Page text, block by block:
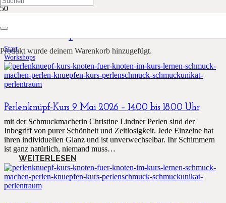
Produkt wurde deinem Warenkorb hinzugefügt.
Workshops
Start
Workshops
Perlenknüpf-Kurs 9. Mai 2026 – 14.00 bis 18.00 Uhr
mit der Schmuckmacherin Christine Lindner Perlen sind der
Inbegriff von purer Schönheit und Zeitlosigkeit. Jede Einzelne hat
ihren individuellen Glanz und ist unverwechselbar. Ihr Schimmern
ist ganz natürlich, niemand muss…
WEITERLESEN